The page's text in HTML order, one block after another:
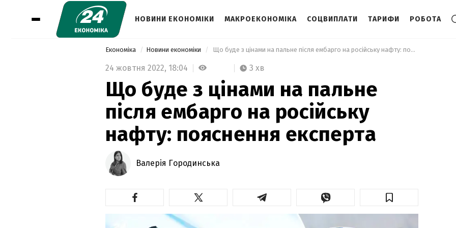
НОВИНИ ЕКОНОМІКИ МАКРОЕКОНОМІКА СОЦВИПЛАТИ ТАРИФИ РОБОТА
Економіка Новини економіки Що буде з цінами на пальне після ембарго на російську нафту: пояснення експерта
24 жовтня 2022, 18:04 3 хв
Що буде з цінами на пальне
після ембарго на російську
нафту: пояснення експерта
Валерія Городинська